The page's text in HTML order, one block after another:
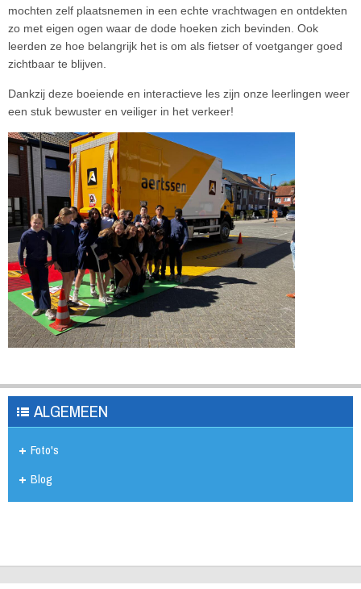
mochten zelf plaatsnemen in een echte vrachtwagen en ontdekten
zo met eigen ogen waar de dode hoeken zich bevinden. Ook
leerden ze hoe belangrijk het is om als fietser of voetganger goed
zichtbaar te blijven.
Dankzij deze boeiende en interactieve les zijn onze leerlingen weer
een stuk bewuster en veiliger in het verkeer!
ALGEMEEN
Foto's
Blog